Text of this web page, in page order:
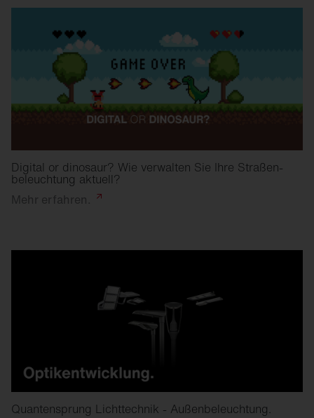
Digital or dinosaur? Wie verwalten Sie Ihre Straßen­
beleuchtung aktuell?
Mehr erfahren.
Quantensprung Lichttechnik - Außenbeleuchtung.